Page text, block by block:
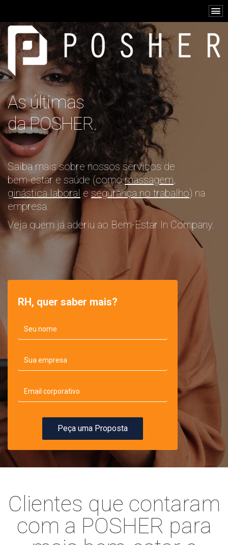
As últimas
da POSHER.
Saiba mais sobre nossos serviços de
bem-estar e saúde (comomassagem,
ginástica laboral esegurança no trabalho) na
empresa.
Veja quem já aderiu ao Bem-Estar In Company.
RH, quer saber mais?
Peça uma Proposta
Clientes que contaram
com a POSHER para